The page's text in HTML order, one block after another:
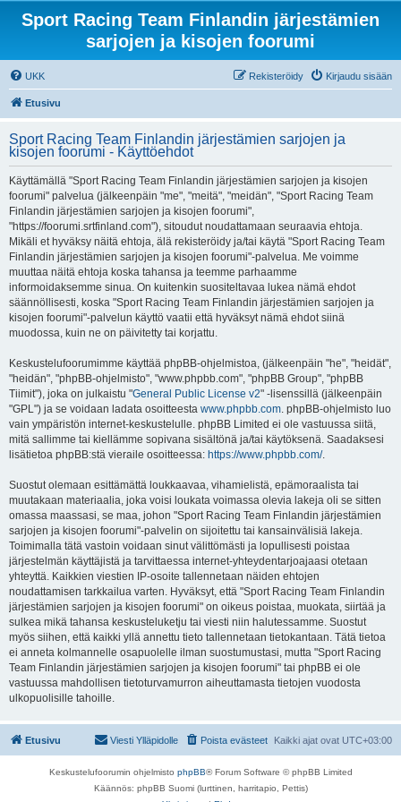
Sport Racing Team Finlandin järjestämien
sarjojen ja kisojen foorumi
UKK Kirjaudu sisään
Rekisteröidy
Etusivu
Sport Racing Team Finlandin järjestämien sarjojen ja
kisojen foorumi - Käyttöehdot
Käyttämällä "Sport Racing Team Finlandin järjestämien sarjojen ja kisojen
foorumi" palvelua (jälkeenpäin "me", "meitä", "meidän", "Sport Racing Team
Finlandin järjestämien sarjojen ja kisojen foorumi",
"https://foorumi.srtfinland.com"), sitoudut noudattamaan seuraavia ehtoja.
Mikäli et hyväksy näitä ehtoja, älä rekisteröidy ja/tai käytä "Sport Racing Team
Finlandin järjestämien sarjojen ja kisojen foorumi"-palvelua. Me voimme
muuttaa näitä ehtoja koska tahansa ja teemme parhaamme
informoidaksemme sinua. On kuitenkin suositeltavaa lukea nämä ehdot
säännöllisesti, koska "Sport Racing Team Finlandin järjestämien sarjojen ja
kisojen foorumi"-palvelun käyttö vaatii että hyväksyt nämä ehdot siinä
muodossa, kuin ne on päivitetty tai korjattu.
Keskustelufoorumimme käyttää phpBB-ohjelmistoa, (jälkeenpäin "he", "heidät",
"heidän", "phpBB-ohjelmisto", "www.phpbb.com", "phpBB Group", "phpBB
Tiimit"), joka on julkaistu "General Public License v2" -lisenssillä (jälkeenpäin
"GPL") ja se voidaan ladata osoitteesta www.phpbb.com. phpBB-ohjelmisto luo
vain ympäristön internet-keskustelulle. phpBB Limited ei ole vastuussa siitä,
mitä sallimme tai kiellämme sopivana sisältönä ja/tai käytöksenä. Saadaksesi
lisätietoa phpBB:stä vieraile osoitteessa: https://www.phpbb.com/.
Suostut olemaan esittämättä loukkaavaa, vihamielistä, epämoraalista tai
muutakaan materiaalia, joka voisi loukata voimassa olevia lakeja oli se sitten
omassa maassasi, se maa, johon "Sport Racing Team Finlandin järjestämien
sarjojen ja kisojen foorumi"-palvelin on sijoitettu tai kansainvälisiä lakeja.
Toimimalla tätä vastoin voidaan sinut välittömästi ja lopullisesti poistaa
järjestelmän käyttäjistä ja tarvittaessa internet-yhteydentarjoajaasi otetaan
yhteyttä. Kaikkien viestien IP-osoite tallennetaan näiden ehtojen
noudattamisen tarkkailua varten. Hyväksyt, että "Sport Racing Team Finlandin
järjestämien sarjojen ja kisojen foorumi" on oikeus poistaa, muokata, siirtää ja
sulkea mikä tahansa keskusteluketju tai viesti niin halutessamme. Suostut
myös siihen, että kaikki yllä annettu tieto tallennetaan tietokantaan. Tätä tietoa
ei anneta kolmannelle osapuolelle ilman suostumustasi, mutta "Sport Racing
Team Finlandin järjestämien sarjojen ja kisojen foorumi" tai phpBB ei ole
vastuussa mahdollisen tietoturvamurron aiheuttamasta tietojen vuodosta
ulkopuolisille tahoille.
Etusivu Kaikki ajat ovat UTC+03:00
Poista evästeet
Viesti Ylläpidolle
Keskustelufoorumin ohjelmisto phpBB® Forum Software © phpBB Limited
Käännös: phpBB Suomi (lurttinen, harritapio, Pettis)